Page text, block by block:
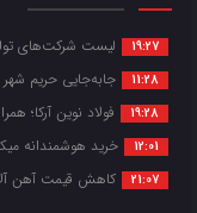
19:27 لیست شرکت‌های
11:28 جابه‌جایی حریم شهر
19:28 فولاد نوین آرکا؛
12:01 خرید هوشمندانه
21:07 کاهش قیمت آهن